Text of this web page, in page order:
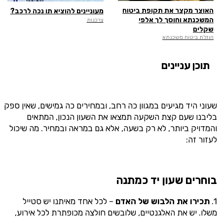
האוצר מקצר את תקופת ביטוח
המשכנתא וחוסך לך אלפי
שקלים
הוזלת ביטוח משכנתא
מעוניינים להוציא תו נכה לרכב?
צרכנות
תוכן עניינים
שעוני היד מגיעים במגוון כה רחב, ובמחירים כה גמישים, שאין ספק
בליבנו שעם קצת השקעה תמצאו את השעון הנכון, המתאים
והמדויק ביותר, לא רק בשעה, אלא גם במראה ובמחיר. מה שיכול
לעזור זה:
בוחרים שעון יד כמתנה
1. תכירו את הלבוש של האדם – לכל אחד מאיתנו יש סטייל
משלו. יש את האלגנטיים, שלובשים חולצה מכופתרת לכל אירוע,